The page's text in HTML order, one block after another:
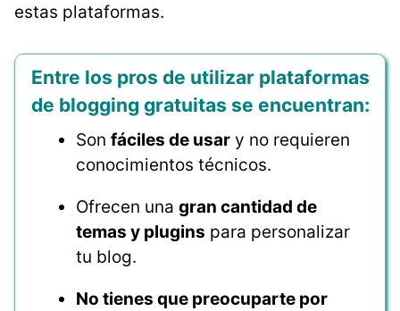
estas plataformas.
Entre los pros de utilizar plataformas
de blogging gratuitas se encuentran:
Son fáciles de usary no requieren
conocimientos técnicos.
Ofrecen una gran cantidad de
temas y plugins para personalizar
tu blog.
No tienes que preocuparte por